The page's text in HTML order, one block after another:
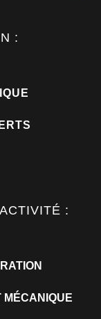
:
:
MÉCANIQUE